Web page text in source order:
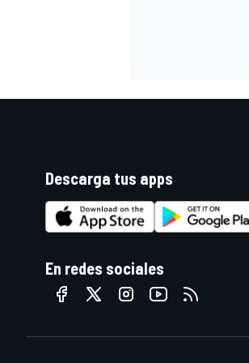
Descarga tus apps
En redes sociales